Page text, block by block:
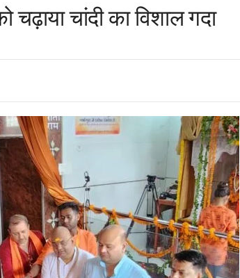
चांदी का विशाल गदा